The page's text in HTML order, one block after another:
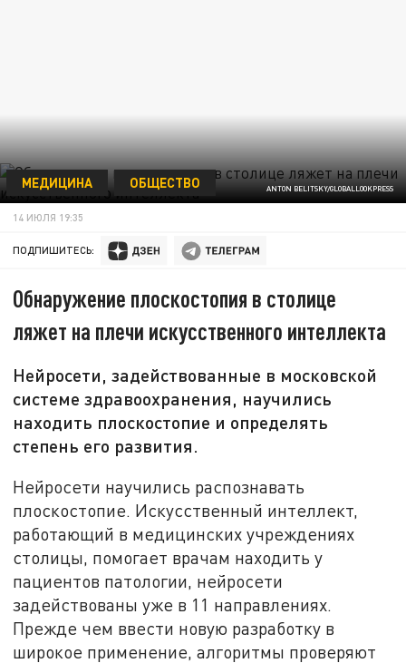
ANTON BELITSKY/GLOBALLOOKPRESS
МЕДИЦИНА ОБЩЕСТВО
14 ИЮЛЯ 19:35
ПОДПИШИТЕСЬ:
Обнаружение плоскостопия в столице
ляжет на плечи искусственного интеллекта
Нейросети, задействованные в московской
системе здравоохранения, научились
находить плоскостопие и определять
степень его развития.
Нейросети научились распознавать
плоскостопие. Искусственный интеллект,
работающий в медицинских учреждениях
столицы, помогает врачам находить у
пациентов патологии, нейросети
задействованы уже в 11 направлениях.
Прежде чем ввести новую разработку в
широкое применение, алгоритмы проверяют